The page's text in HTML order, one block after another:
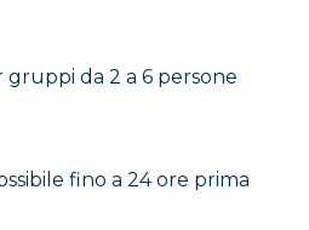
da 2 a 6 persone
fino a 24 ore prima